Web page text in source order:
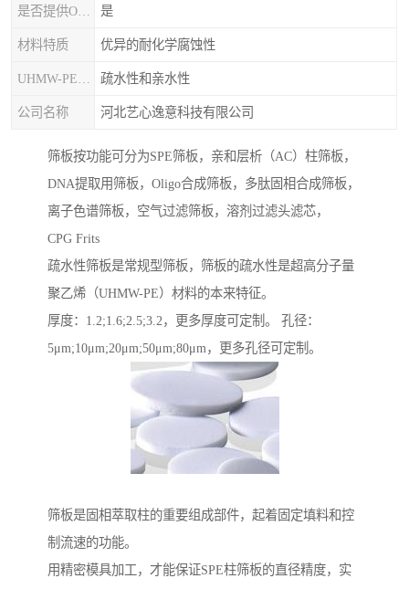
是
材料特质 优异的耐化学腐蚀性
疏水性和亲水性
公司名称 河北艺心逸意科技有限公司
筛板按功能可分为SPE筛板，亲和层析（AC）柱筛板，
DNA提取用筛板，Oligo合成筛板，多肽固相合成筛板，
离子色谱筛板，空气过滤筛板，溶剂过滤头滤芯，
CPG Frits
疏水性筛板是常规型筛板，筛板的疏水性是超高分子量
聚乙烯（UHMW-PE）材料的本来特征。
厚度：1.2;1.6;2.5;3.2，更多厚度可定制。 孔径：
5μm;10μm;20μm;50μm;80μm，更多孔径可定制。
筛板是固相萃取柱的重要组成部件，起着固定填料和控
制流速的功能。
用精密模具加工，才能保证SPE柱筛板的直径精度，实